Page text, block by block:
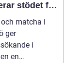
stödet för
söker
matcha i
ger
i
en